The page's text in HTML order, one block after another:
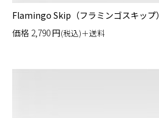
Flamingo Skip（フラミンゴスキップ）
価格 2,790円(税込)＋送料